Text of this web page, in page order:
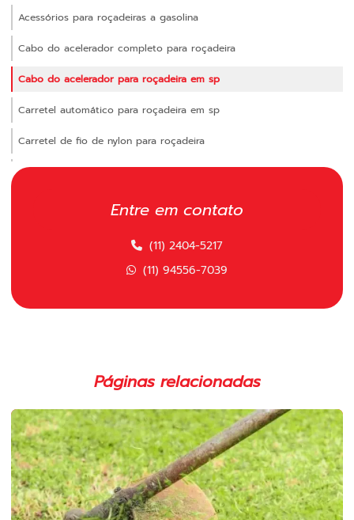
Acessórios para roçadeiras a gasolina
Cabo do acelerador completo para roçadeira
Cabo do acelerador para roçadeira em sp
Carretel automático para roçadeira em sp
Carretel de fio de nylon para roçadeira
Carretel manual para roçadeira
Carretel polimatic para roçadeira
Cilindro completo para motosserras
Cilindro completo para roçadeira em sp
Cilindro para motosserras 52cc
Cilindro para roçadeira 43cc
Cinto duplo para roçadeira
Entre em contato
(11) 2404-5217
(11) 94556-7039
Páginas relacionadas